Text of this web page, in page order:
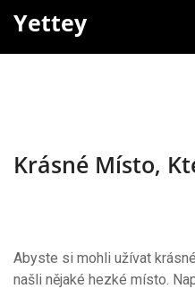
Yettey
Krásné Místo,
Abyste si mohli užívat
našli nějaké hezké místo.